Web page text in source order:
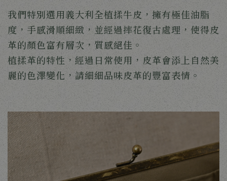
我們特別選用義大利全植揉牛皮，擁有極佳油脂
度，手感滑順細緻，並經過摔花復古處理，使得皮
革的顏色富有層次，質感絕佳。
植揉革的特性，經過日常使用，皮革會添上自然美
麗的色澤變化，請細細品味皮革的豐富表情。